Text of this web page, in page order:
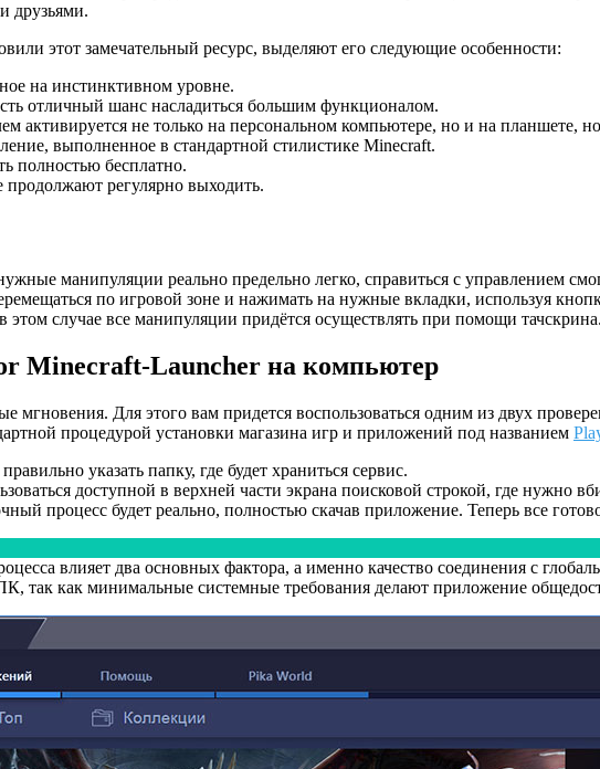
друзьями.
этот замечательный ресурс, выделяют его следующие особенности:
на инстинктивном уровне.
отличный шанс насладиться большим функционалом.
активируется не только на персональном компьютере, но и на планшете,
выполненное в стандартной стилистике Minecraft.
полностью бесплатно.
регулярно выходить.
манипуляции реально предельно легко, справиться с управлением
по игровой зоне и нажимать на нужные вкладки, используя
этом случае все манипуляции придётся осуществлять при помощи тачскрина.
Minecraft-Launcher на компьютер
мгновения. Для этого вам придется воспользоваться одним из двух
процедурой установки магазина игр и приложений под названием
указать папку, где будет храниться сервис.
доступной в верхней части экрана поисковой строкой, где нужно
процесс будет реально, полностью скачав приложение. Теперь все
влияет два основных фактора, а именно качество соединения с
так как минимальные системные требования делают приложение